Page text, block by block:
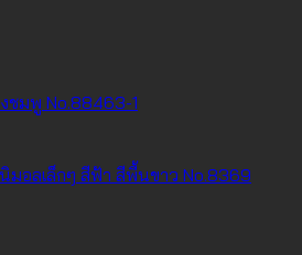
ชมพู No.88463-1